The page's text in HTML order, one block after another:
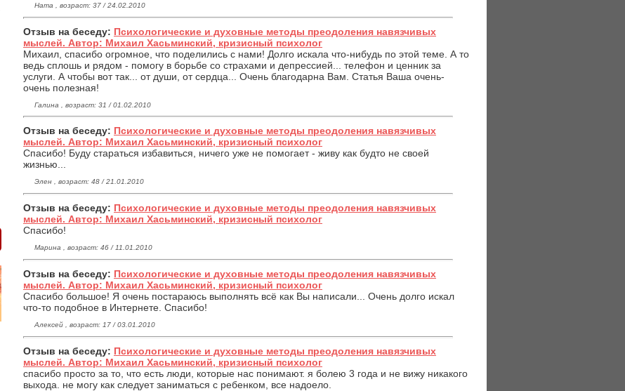
Ната , возраст: 37 / 24.02.2010
Отзыв на беседу: Психологические и духовные методы преодоления навязчивых
мыслей. Автор: Михаил Хасьминский, кризисный психолог
Михаил, спасибо огромное, что поделились с нами! Долго искала что-нибудь по этой теме. А то
ведь сплошь и рядом - помогу в борьбе со страхами и депрессией... телефон и ценник за
услуги. А чтобы вот так... от души, от сердца... Очень благодарна Вам. Статья Ваша очень-
очень полезная!
Галина , возраст: 31 / 01.02.2010
Отзыв на беседу: Психологические и духовные методы преодоления навязчивых
мыслей. Автор: Михаил Хасьминский, кризисный психолог
Спасибо! Буду стараться избавиться, ничего уже не помогает - живу как будто не своей
жизнью...
Элен , возраст: 48 / 21.01.2010
Отзыв на беседу: Психологические и духовные методы преодоления навязчивых
мыслей. Автор: Михаил Хасьминский, кризисный психолог
Спасибо!
Марина , возраст: 46 / 11.01.2010
Отзыв на беседу: Психологические и духовные методы преодоления навязчивых
мыслей. Автор: Михаил Хасьминский, кризисный психолог
Спасибо большое! Я очень постараюсь выполнять всё как Вы написали... Очень долго искал
что-то подобное в Интернете. Спасибо!
Алексей , возраст: 17 / 03.01.2010
Отзыв на беседу: Психологические и духовные методы преодоления навязчивых
мыслей. Автор: Михаил Хасьминский, кризисный психолог
спасибо просто за то, что есть люди, которые нас понимают. я болею 3 года и не вижу никакого
выхода. не могу как следует заниматься с ребенком, все надоело.